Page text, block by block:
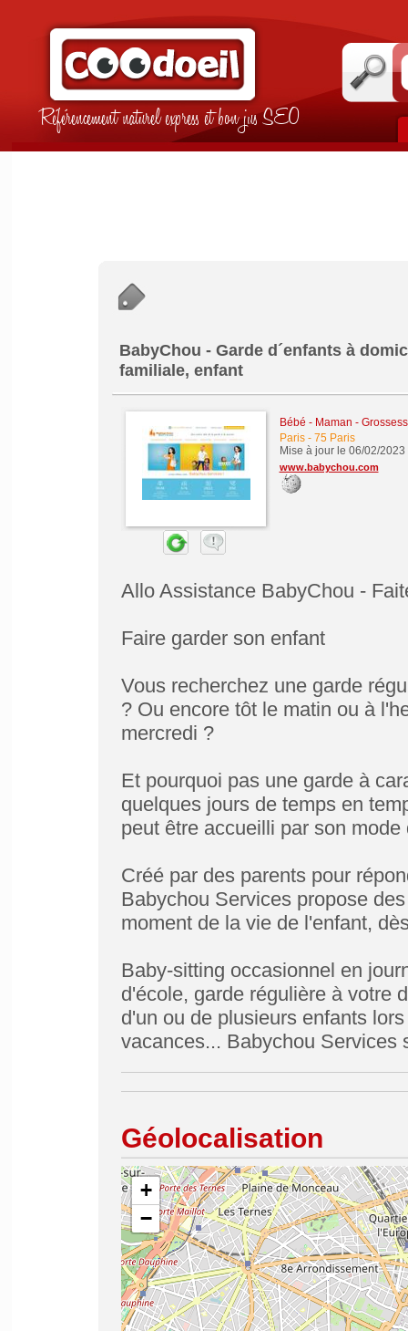
Référencement naturel express et bon jus SEO
BabyChou - Garde d´enfants à
familiale, enfant
Bébé - Maman -
Paris- 75 Paris
Mise à jour le 06/02/2023
www.babychou.com
Allo Assistance BabyChou -
Faire garder son enfant
Vous recherchez une garde
? Ou encore tôt le matin ou à
mercredi ?
Et pourquoi pas une garde à
quelques jours de temps en
peut être accueilli par son
Créé par des parents pour
Babychou Services propose
moment de la vie de l'enfant,
Baby-sitting occasionnel en
d'école, garde régulière à votre
d'un ou de plusieurs enfants
vacances... Babychou Services
Géolocalisation
+
−